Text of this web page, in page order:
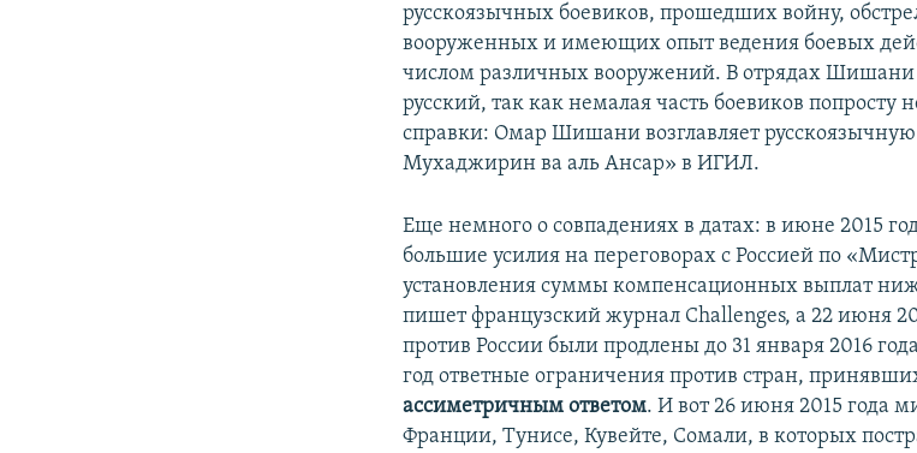
русскоязычных боевиков, прошедших войну,
вооруженных и имеющих опыт ведения боевых
числом различных вооружений. В отрядах Шишани
русский, так как немалая часть боевиков попросту
справки: Омар Шишани возглавляет
Мухаджирин ва аль Ансар» в ИГИЛ.
Еще немного о совпадениях в датах: в июне 2015
большие усилия на переговорах с Россией по
установления суммы компенсационных выплат
пишет французский журнал Challenges, а 22 июня
против России были продлены до 31 января 2016
год ответные ограничения против стран,
ассиметричным ответом. И вот 26 июня 2015 года
Франции, Тунисе, Кувейте, Сомали, в которых